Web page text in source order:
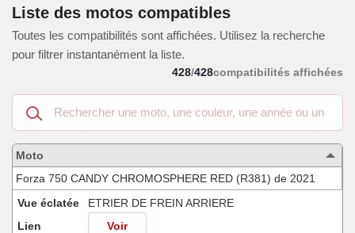
Liste des motos compatibles
Toutes les compatibilités sont affichées. Utilisez la recherche
pour filtrer instantanément la liste.
428/428compatibilités affichées
Recherche
dans
les
motos
compatibles
Moto
Forza 750 CANDY CHROMOSPHERE RED (R381) de 2021
Vue éclatée
ETRIER DE FREIN ARRIERE
Lien
Voir